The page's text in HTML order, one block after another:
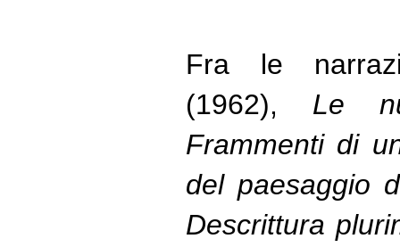
Fra le
(1962), Le
Frammenti di
del paesaggio
Descrittura